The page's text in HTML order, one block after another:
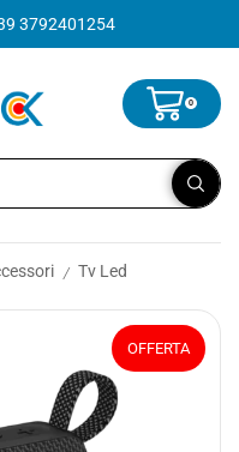
3792401254
0
/ Tv Led
OFFERTA